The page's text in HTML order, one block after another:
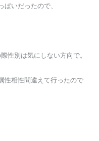
いだったので、
性別は気にしない方向で。
性相性間違えて行ったので